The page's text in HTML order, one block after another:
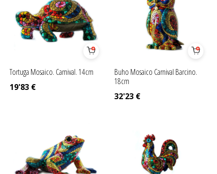
Tortuga Mosaico. Carnival. 14cm
19'83 €
Buho Mosaico Carnival Barcino.
18cm
32'23 €